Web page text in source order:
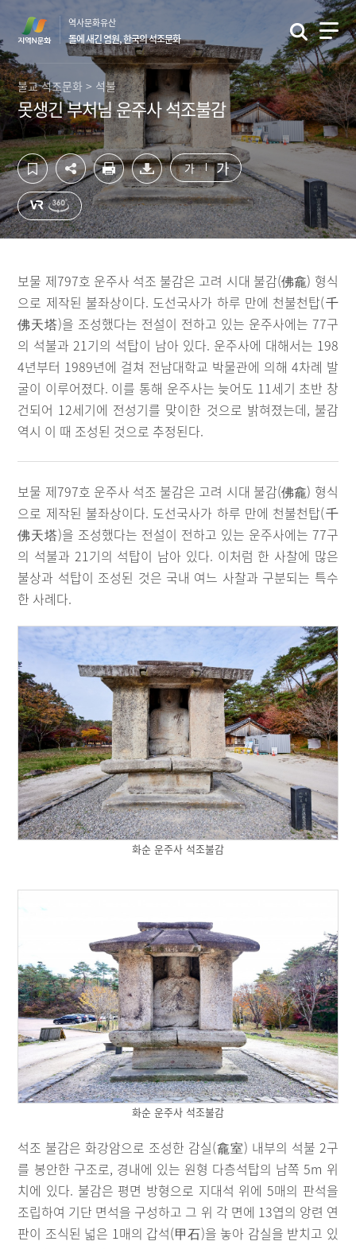
츠
영
역
바
로
가
기
영
역
바
로
가
기
역사문화유산
돌에 새긴 염원, 한국의 석조문화
불교 석조문화 > 석불
못생긴 부처님 운주사 석조불감
가 가
보물 제797호 운주사 석조 불감은 고려 시대 불감(佛龕) 형식
으로 제작된 불좌상이다. 도선국사가 하루 만에 천불천탑(千
佛天塔)을 조성했다는 전설이 전하고 있는 운주사에는 77구
의 석불과 21기의 석탑이 남아 있다. 운주사에 대해서는 198
4년부터 1989년에 걸쳐 전남대학교 박물관에 의해 4차례 발
굴이 이루어졌다. 이를 통해 운주사는 늦어도 11세기 초반 창
건되어 12세기에 전성기를 맞이한 것으로 밝혀졌는데, 불감
역시 이 때 조성된 것으로 추정된다.
보물 제797호 운주사 석조 불감은 고려 시대 불감(佛龕) 형식
으로 제작된 불좌상이다. 도선국사가 하루 만에 천불천탑(千
佛天塔)을 조성했다는 전설이 전하고 있는 운주사에는 77구
의 석불과 21기의 석탑이 남아 있다. 이처럼 한 사찰에 많은
불상과 석탑이 조성된 것은 국내 여느 사찰과 구분되는 특수
한 사례다.
화순 운주사 석조불감
화순 운주사 석조불감
석조 불감은 화강암으로 조성한 감실(龕室) 내부의 석불 2구
를 봉안한 구조로, 경내에 있는 원형 다층석탑의 남쪽 5m 위
치에 있다. 불감은 평면 방형으로 지대석 위에 5매의 판석을
조립하여 기단 면석을 구성하고 그 위 각 면에 13엽의 앙련 연
판이 조식된 넓은 1매의 갑석(甲石)을 놓아 감실을 받치고 있